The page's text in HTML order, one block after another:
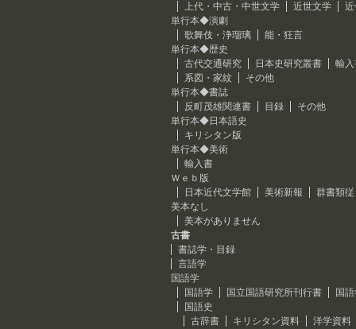
上代・中古・中世文学
近世文学
単行本◆演劇
歌舞伎・浄瑠璃
能・狂言
単行本◆歴史
古代交通研究
日本史研究叢書
輸
系図・家紋
その他
単行本◆書誌
反町茂雄関連書
目録
その他
単行本◆日本語史
キリシタン版
単行本◆美術
輸入書
Ｗｅｂ版
日本近代文学館
美術新報
群書類
美本なし
美本がありません
古書
書誌学・目録
言語学
国語学
国語学
国立国語研究所刊行書
国
国語史
古辞書
キリシタン資料
洋学資料